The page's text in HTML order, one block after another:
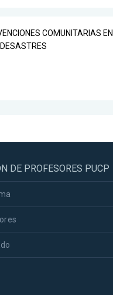
COMUNITARIAS EN
DE PROFESORES PUCP